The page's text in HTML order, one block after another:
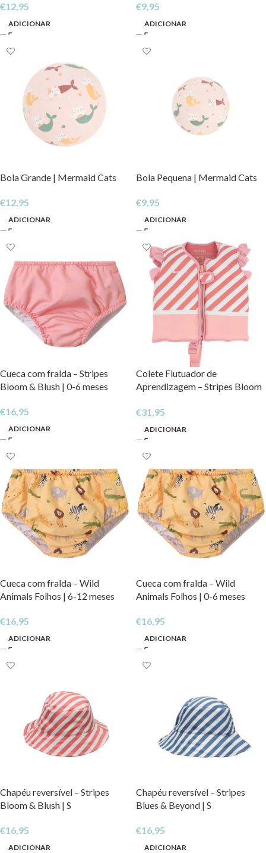
€12,95
ADICIONAR
€9,95
ADICIONAR
Bola Grande | Mermaid Cats
€12,95
ADICIONAR
Bola Pequena | Mermaid Cats
€9,95
ADICIONAR
Cueca com fralda – Stripes
Bloom & Blush | 0-6 meses
€16,95
ADICIONAR
Colete Flutuador de
Aprendizagem – Stripes Bloom
€31,95
ADICIONAR
Cueca com fralda – Wild
Animals Folhos | 6-12 meses
€16,95
ADICIONAR
Cueca com fralda – Wild
Animals Folhos | 0-6 meses
€16,95
ADICIONAR
Chapéu reversível – Stripes
Bloom & Blush | S
€16,95
ADICIONAR
Chapéu reversível – Stripes
Blues & Beyond | S
€16,95
ADICIONAR